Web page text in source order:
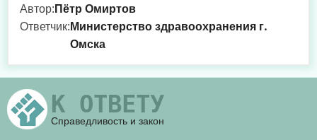
Автор:Пётр Омиртов
Ответчик:Министерство здравоохранения г.
Омска
К ОТВЕТУ
Справедливость и закон